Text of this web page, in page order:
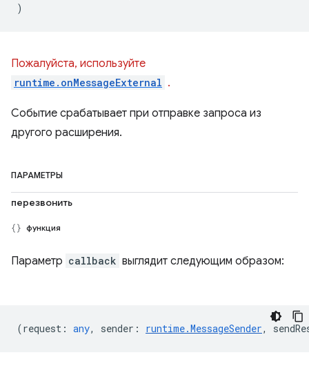
)
Пожалуйста, используйте
runtime.onMessageExternal .
Событие срабатывает при отправке запроса из
другого расширения.
ПАРАМЕТРЫ
перезвонить
функция
Параметр callback выглядит следующим образом:
(request : any, sender : runtime.MessageSender,